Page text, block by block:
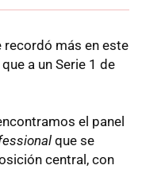
recordó más en este
a un Serie 1 de
el panel
que se
central, con